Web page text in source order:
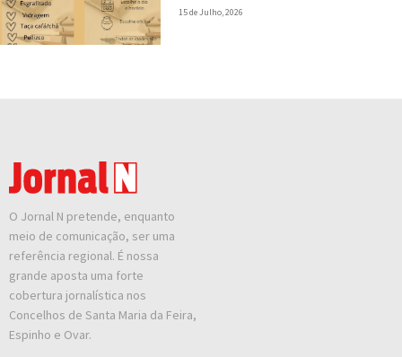
15 de Julho, 2026
O Jornal N pretende, enquanto
meio de comunicação, ser uma
referência regional. É nossa
grande aposta uma forte
cobertura jornalística nos
Concelhos de Santa Maria da Feira,
Espinho e Ovar.